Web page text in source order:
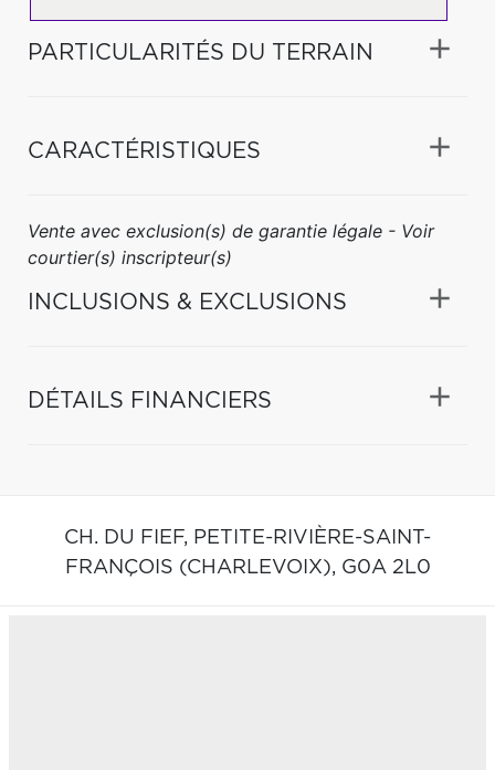
PARTICULARITÉS DU TERRAIN
CARACTÉRISTIQUES
Vente avec exclusion(s) de garantie légale - Voir
courtier(s) inscripteur(s)
INCLUSIONS & EXCLUSIONS
DÉTAILS FINANCIERS
CH. DU FIEF, PETITE-RIVIÈRE-SAINT-
FRANÇOIS (CHARLEVOIX), G0A 2L0